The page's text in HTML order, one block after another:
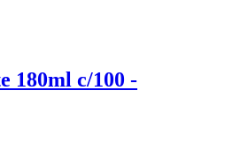
180ml c/100 -